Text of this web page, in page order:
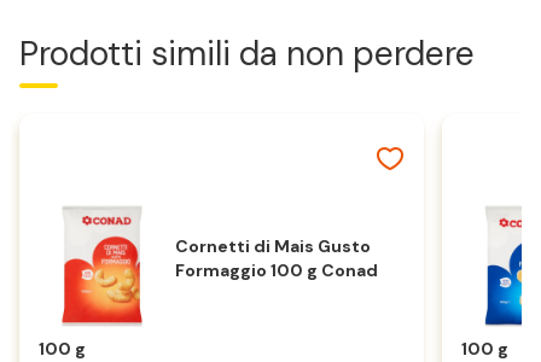
Prodotti simili da non perdere
Cornetti di Mais Gusto
Formaggio 100 g Conad
100 g 100 g